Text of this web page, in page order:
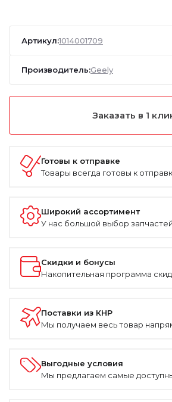
Артикул:1014001709
Производитель:Geely
Заказать в 1
Готовы к отправке
Товары всегда готовы к
Широкий ассортимент
У нас большой выбор запчастей.
Скидки и бонусы
Накопительная программа
Поставки из КНР
Мы получаем весь товар
Выгодные условия
Мы предлагаем самые